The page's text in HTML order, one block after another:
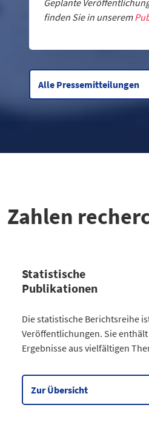
Geplante
finden Sie in unserem
Alle Pressemitteilungen
Zahlen
Statistische
Publikationen
Datentabelle zum Diagramm
Kategorie
Anzahl
Bevölkerung 30
Gesellschaft 64
Die statistische Berichtsreihe
Veröffentlichungen. Sie
Ergebnisse aus vielfältigen
Zur Übersicht